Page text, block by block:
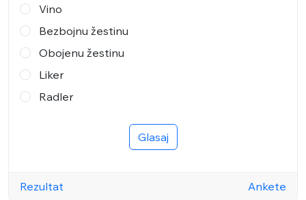
Vino
Bezbojnu žestinu
Obojenu žestinu
Liker
Radler
Glasaj
Rezultat Ankete